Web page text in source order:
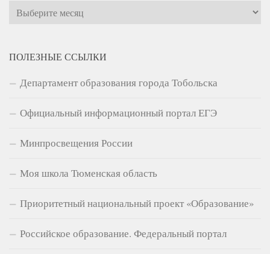
Архивы
ПОЛЕЗНЫЕ ССЫЛКИ
Департамент образования города Тобольска
Официальный информационный портал ЕГЭ
Минпросвещения России
Моя школа Тюменская область
Приоритетный национальный проект «Образование»
Российское образование. Федеральный портал